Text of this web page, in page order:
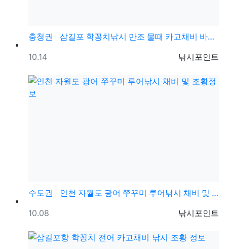
충청권
삼길포 학꽁치낚시 만조 물때 카고채비 바다낚시 조황정보
등록자
낚시포인트
등록일
10.14
수도권
인천 자월도 광어 쭈꾸미 루어낚시 채비 및 조황정보
등록자
낚시포인트
등록일
10.08